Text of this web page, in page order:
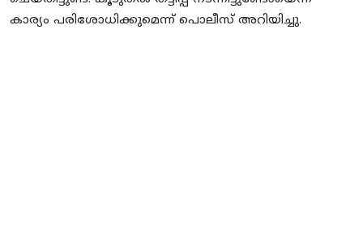
കാര്യം പരിശോധിക്കുമെന്ന് പൊലീസ് അറിയിച്ചു.